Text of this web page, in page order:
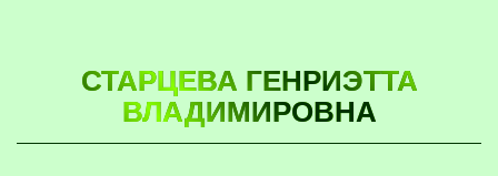
СТАРЦЕВА ГЕНРИЭТТА
ВЛАДИМИРОВНА